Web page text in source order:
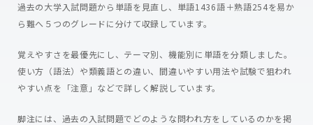
過去の大学入試問題から単語を見直し、単語1436語＋熟語254を易か
ら難へ５つのグレードに分けて収録しています。
覚えやすさを最優先にし、テーマ別、機能別に単語を分類しました。
使い方（語法）や類義語との違い、間違いやすい用法や試験で狙われ
やすい点を「注意」などで詳しく解説しています。
脚注には、過去の入試問題でどのような問われ方をしているのかを掲